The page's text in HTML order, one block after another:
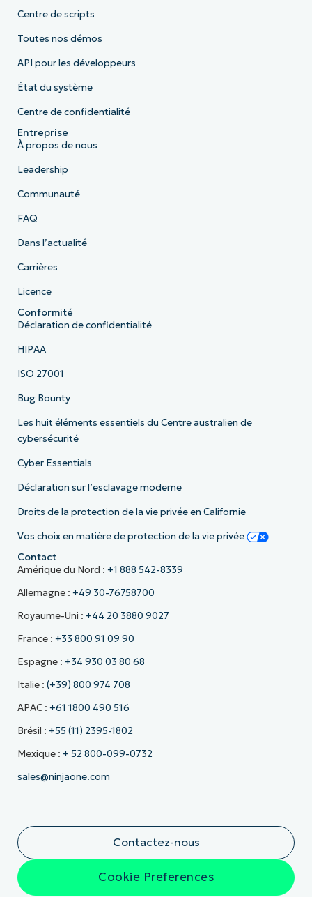
Centre de scripts
Toutes nos démos
API pour les développeurs
État du système
Centre de confidentialité
Entreprise
À propos de nous
Leadership
Communauté
FAQ
Dans l’actualité
Carrières
Licence
Conformité
Déclaration de confidentialité
HIPAA
ISO 27001
Bug Bounty
Les huit éléments essentiels du Centre australien de
cybersécurité
Cyber Essentials
Déclaration sur l’esclavage moderne
Droits de la protection de la vie privée en Californie
Vos choix en matière de protection de la vie privée
Contact
Amérique du Nord : +1 888 542-8339
Allemagne : +49 30-76758700
Royaume-Uni : +44 20 3880 9027
France : +33 800 91 09 90
Espagne : +34 930 03 80 68
Italie : (+39) 800 974 708
APAC : +61 1800 490 516
Brésil : +55 (11) 2395-1802
Mexique : + 52 800-099-0732
sales@ninjaone.com
Contactez-nous
Cookie Preferences